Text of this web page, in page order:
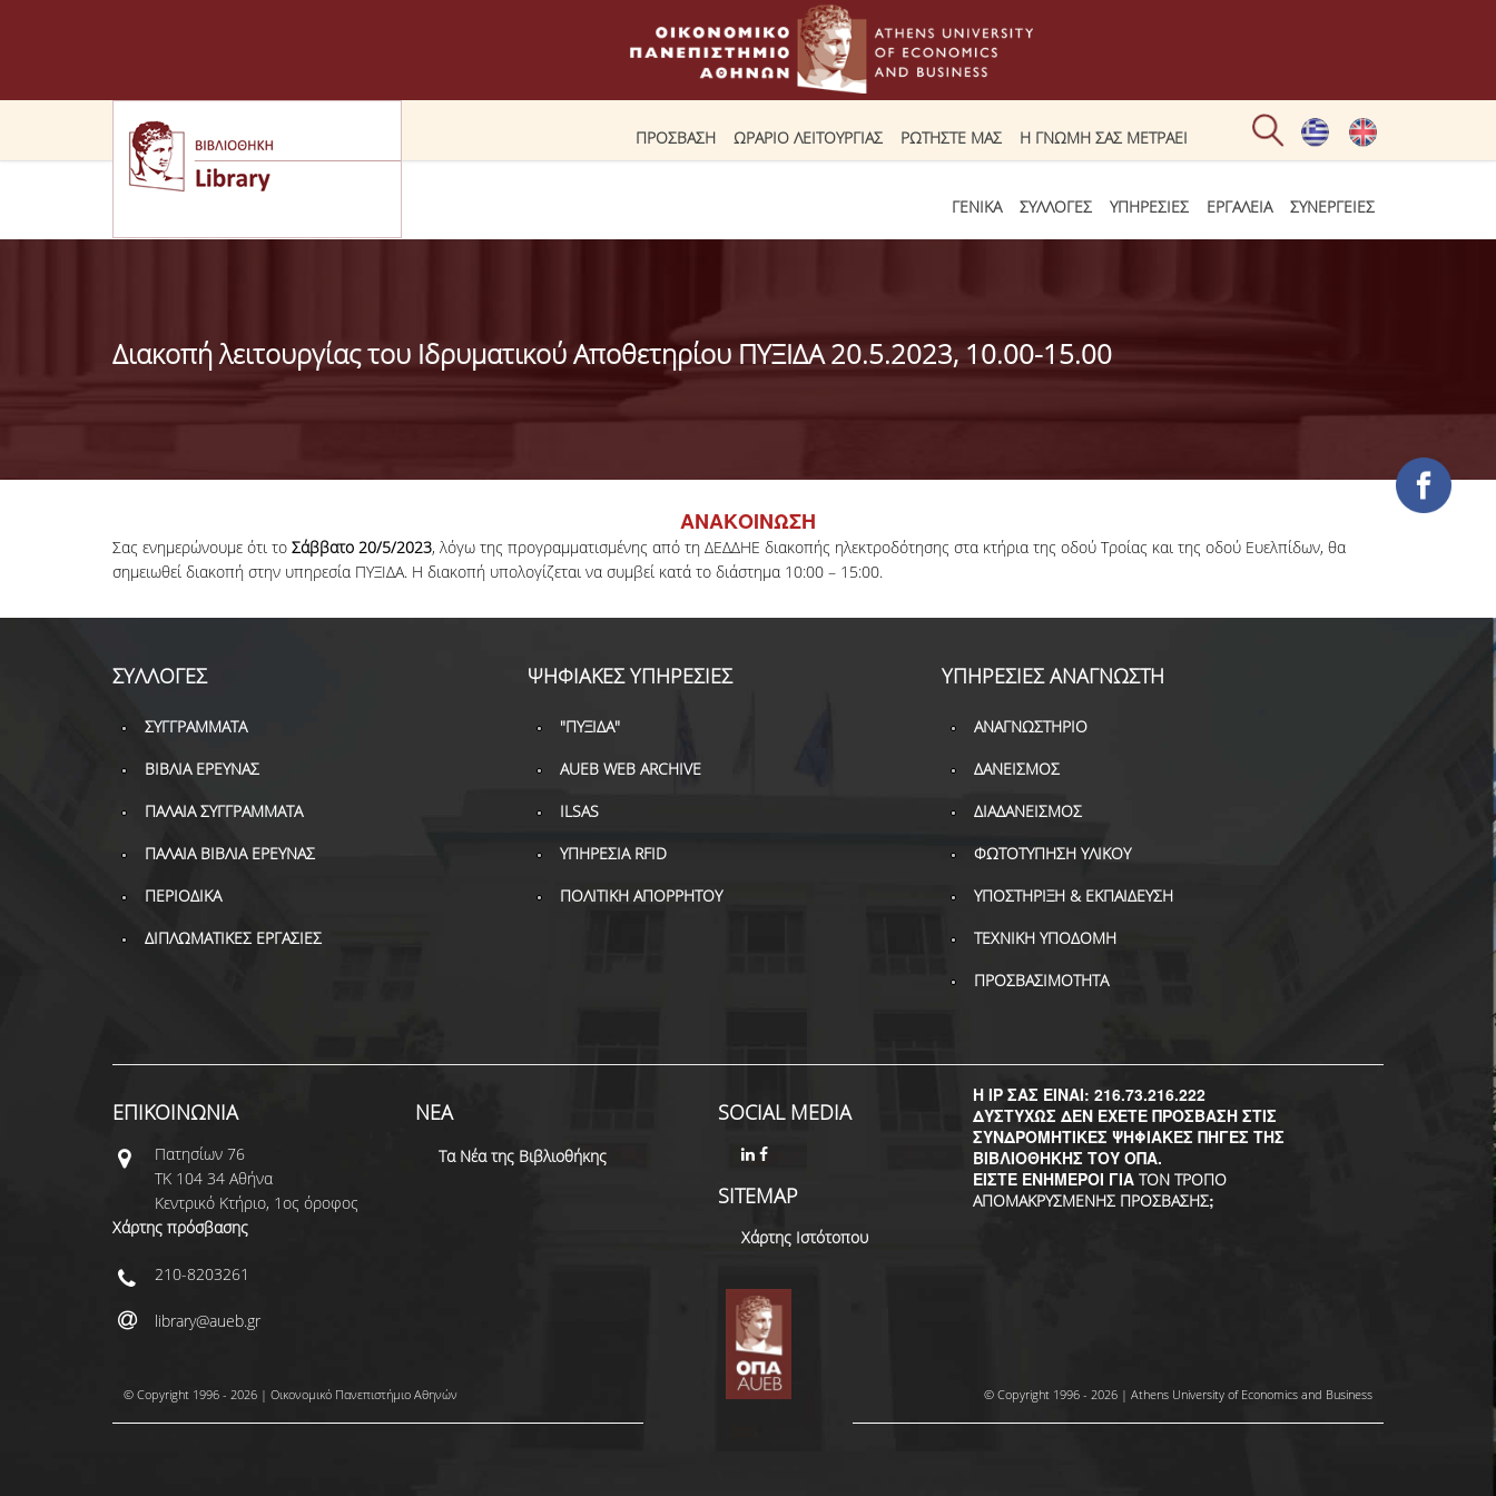
ΠΡΟΣΒΑΣΗ ΩΡΑΡΙΟ ΛΕΙΤΟΥΡΓΙΑΣ ΡΩΤΗΣΤΕ ΜΑΣ Η ΓΝΩΜΗ ΣΑΣ ΜΕΤΡΑΕΙ
ΓΕΝΙΚΑ ΣΥΛΛΟΓΕΣ ΥΠΗΡΕΣΙΕΣ ΕΡΓΑΛΕΙΑ ΣΥΝΕΡΓΕΙΕΣ
Διακοπή λειτουργίας του Ιδρυματικού Αποθετηρίου ΠΥΞΙΔΑ 20.5.2023, 10.00-15.00
ΑΝΑΚΟΙΝΩΣΗ
Σας ενημερώνουμε ότι το Σάββατο 20/5/2023, λόγω της προγραμματισμένης από τη ΔΕΔΔΗΕ διακοπής ηλεκτροδότησης στα κτήρια της οδού Τροίας και της οδού Ευελπίδων, θα
σημειωθεί διακοπή στην υπηρεσία ΠΥΞΙΔΑ. Η διακοπή υπολογίζεται να συμβεί κατά το διάστημα 10:00 – 15:00.
ΣΥΛΛΟΓΕΣ
ΣΥΓΓΡΑΜΜΑΤΑ
ΒΙΒΛΙΑ ΕΡΕΥΝΑΣ
ΠΑΛΑΙΑ ΣΥΓΓΡΑΜΜΑΤΑ
ΠΑΛΑΙΑ ΒΙΒΛΙΑ ΕΡΕΥΝΑΣ
ΠΕΡΙΟΔΙΚΑ
ΔΙΠΛΩΜΑΤΙΚΕΣ ΕΡΓΑΣΙΕΣ
ΨΗΦΙΑΚΕΣ ΥΠΗΡΕΣΙΕΣ
"ΠΥΞΙΔΑ"
AUEB WEB ARCHIVE
ILSAS
ΥΠΗΡΕΣΙΑ RFID
ΠΟΛΙΤΙΚΗ ΑΠΟΡΡΗΤΟΥ
ΥΠΗΡΕΣΙΕΣ ΑΝΑΓΝΩΣΤΗ
ΑΝΑΓΝΩΣΤΗΡΙΟ
ΔΑΝΕΙΣΜΟΣ
ΔΙΑΔΑΝΕΙΣΜΟΣ
ΦΩΤΟΤΥΠΗΣΗ ΥΛΙΚΟΥ
ΥΠΟΣΤΗΡΙΞΗ & ΕΚΠΑΙΔΕΥΣΗ
ΤΕΧΝΙΚΗ ΥΠΟΔΟΜΗ
ΠΡΟΣΒΑΣΙΜΟΤΗΤΑ
Η IP ΣΑΣ ΕΙΝΑΙ: 216.73.216.222
ΔΥΣΤΥΧΩΣ ΔΕΝ ΕΧΕΤΕ ΠΡΟΣΒΑΣΗ ΣΤΙΣ
ΣΥΝΔΡΟΜΗΤΙΚΕΣ ΨΗΦΙΑΚΕΣ ΠΗΓΕΣ ΤΗΣ
ΒΙΒΛΙΟΘΗΚΗΣ ΤΟΥ ΟΠΑ.
ΕΙΣΤΕ ΕΝΗΜΕΡΟΙ ΓΙΑ ΤΟΝ ΤΡΟΠΟ
ΑΠΟΜΑΚΡΥΣΜΕΝΗΣ ΠΡΟΣΒΑΣΗΣ;
ΕΠΙΚΟΙΝΩΝΙΑ
Πατησίων 76
ΤΚ 104 34 Αθήνα
Κεντρικό Κτήριο, 1ος όροφος
Χάρτης πρόσβασης
210-8203261
library@aueb.gr
ΝΕΑ
Τα Νέα της Βιβλιοθήκης
SOCIAL MEDIA
SITEMAP
Χάρτης Ιστότοπου
© Copyright 1996 - 2026 | Οικονομικό Πανεπιστήμιο Αθηνών © Copyright 1996 - 2026 | Athens University of Economics and Business